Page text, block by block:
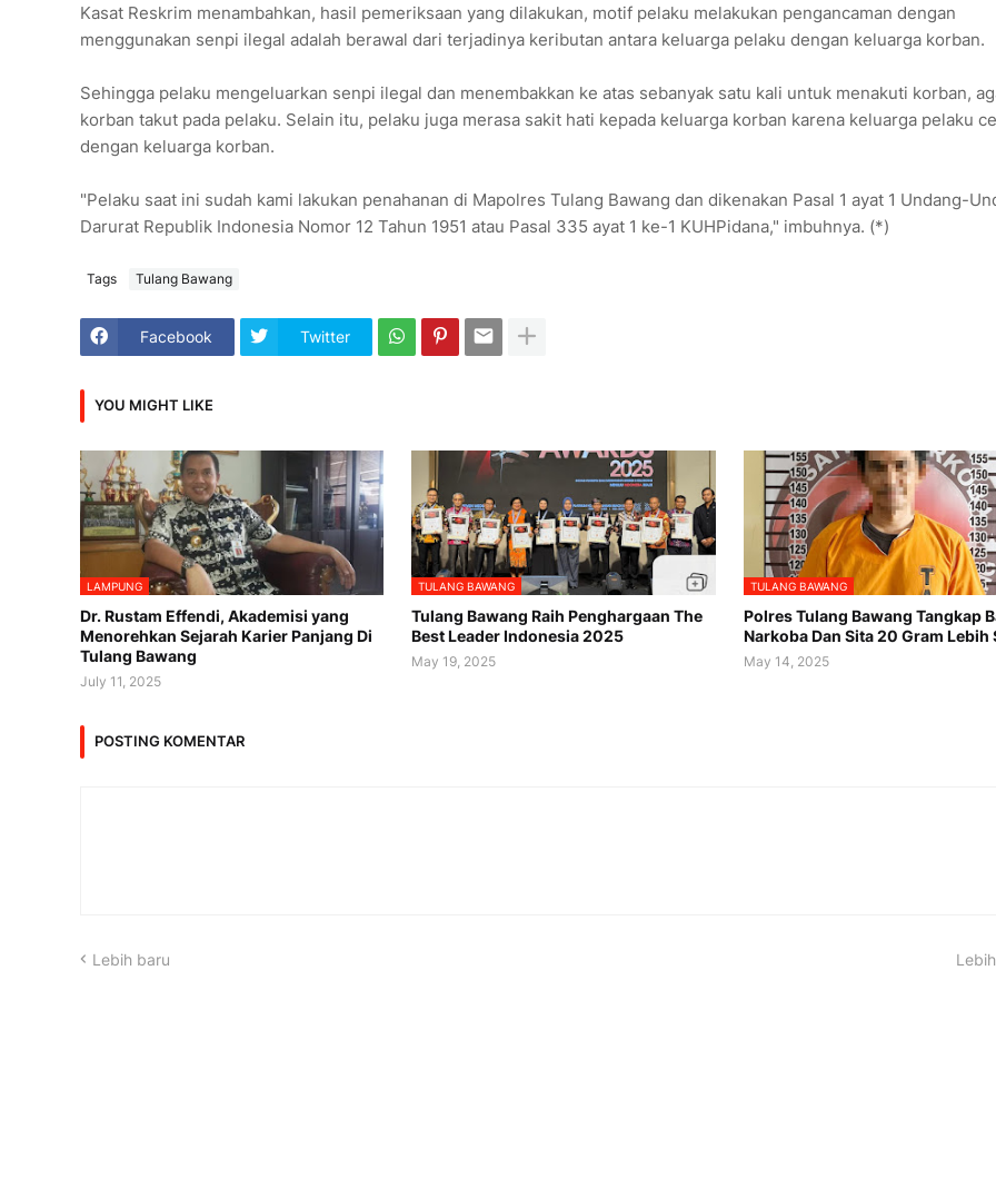
Kasat Reskrim menambahkan, hasil pemeriksaan yang dilakukan, motif pelaku melakukan pengancaman dengan
menggunakan senpi ilegal adalah berawal dari terjadinya keributan antara keluarga pelaku dengan keluarga korban.
Sehingga pelaku mengeluarkan senpi ilegal dan menembakkan ke atas sebanyak satu kali untuk menakuti korban,
korban takut pada pelaku. Selain itu, pelaku juga merasa sakit hati kepada keluarga korban karena keluarga pelaku
dengan keluarga korban.
"Pelaku saat ini sudah kami lakukan penahanan di Mapolres Tulang Bawang dan dikenakan Pasal 1 ayat 1 Undang-
Darurat Republik Indonesia Nomor 12 Tahun 1951 atau Pasal 335 ayat 1 ke-1 KUHPidana," imbuhnya. (*)
Tags Tulang Bawang
Facebook Twitter
YOU MIGHT LIKE
LAMPUNG
Dr. Rustam Effendi, Akademisi yang
Menorehkan Sejarah Karier Panjang Di
Tulang Bawang
July 11, 2025
TULANG BAWANG
Tulang Bawang Raih Penghargaan The
Best Leader Indonesia 2025
May 19, 2025
TULANG BAWANG
Polres Tulang Bawang Tangkap
Narkoba Dan Sita 20 Gram Lebih
May 14, 2025
POSTING KOMENTAR
Lebih baru